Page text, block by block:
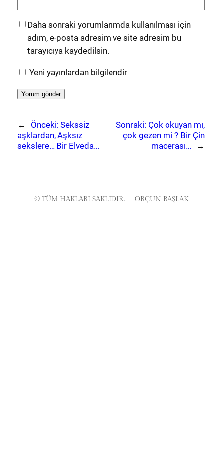
Daha sonraki yorumlarımda kullanılması için
adım, e-posta adresim ve site adresim bu
tarayıcıya kaydedilsin.
Yeni yayınlardan bilgilendir
← Önceki: Sekssiz
aşklardan, Aşksız
sekslere… Bir Elveda…
Sonraki: Çok okuyan mı,
çok gezen mi ? Bir Çin
macerası…
→
© TÜM HAKLARI SAKLIDIR. – ORÇUN BAŞLAK